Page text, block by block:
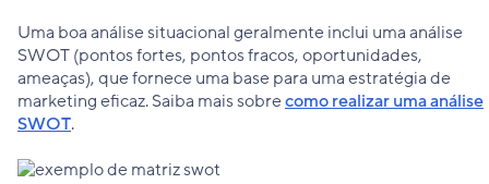
Uma boa análise situacional geralmente inclui uma análise
SWOT (pontos fortes, pontos fracos, oportunidades,
ameaças), que fornece uma base para uma estratégia de
marketing eficaz. Saiba mais sobrecomo realizar uma análise
SWOT.